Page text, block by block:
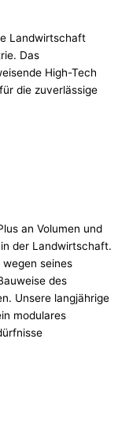
Landwirtschaft
Das
High-Tech
die zuverlässige
an Volumen und
der Landwirtschaft.
seines
des
Unsere langjährige
modulares